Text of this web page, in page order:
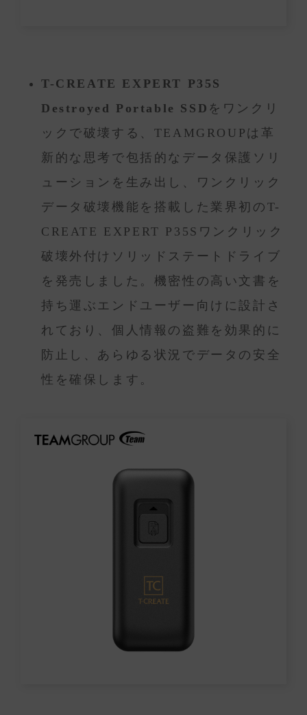
T-CREATE EXPERT P35S
Destroyed Portable SSD をワンクリ
ックで破壊する、TEAMGROUPは革
新的な思考で包括的なデータ保護ソリ
ューションを生み出し、ワンクリック
データ破壊機能を搭載した業界初のT-
CREATE EXPERT P35Sワンクリック
破壊外付けソリッドステートドライブ
を発売しました。機密性の高い文書を
持ち運ぶエンドユーザー向けに設計さ
れており、個人情報の盗難を効果的に
防止し、あらゆる状況でデータの安全
性を確保します。